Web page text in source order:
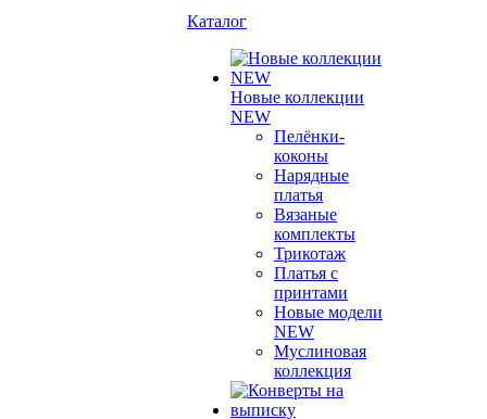
Каталог
Новые коллекции
NEW
Пелёнки-
коконы
Нарядные
платья
Вязаные
комплекты
Трикотаж
Платья с
принтами
Новые модели
NEW
Муслиновая
коллекция